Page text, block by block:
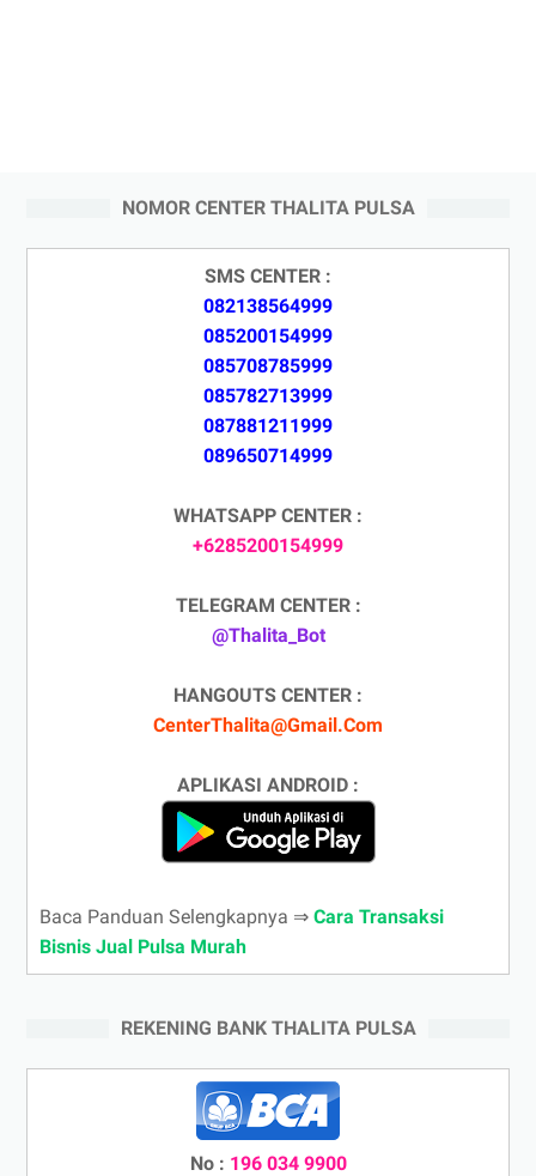
NOMOR CENTER THALITA PULSA
SMS CENTER :
082138564999
085200154999
085708785999
085782713999
087881211999
089650714999
WHATSAPP CENTER :
+6285200154999
TELEGRAM CENTER :
@Thalita_Bot
HANGOUTS CENTER :
CenterThalita@Gmail.Com
APLIKASI ANDROID :
Baca Panduan Selengkapnya ⇒ Cara Transaksi
Bisnis Jual Pulsa Murah
REKENING BANK THALITA PULSA
No : 196 034 9900